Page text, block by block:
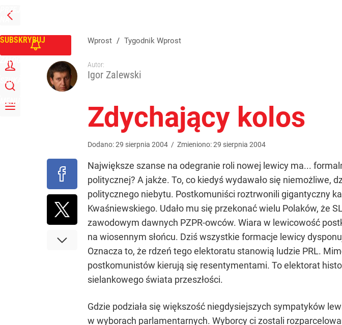
PRZEJDŹ
NA
GŁÓWNĄ
SUBSKRYBUJ
ZALOGUJ
SZUKAJ
MENU
Wprost / Tygodnik Wprost
Autor:
Igor Zalewski
Zdychający kolos
Dodano:29 sierpnia 2004 / Zmieniono:29 sierpnia 2004
Największe szanse na odegranie roli nowej lewicy ma...
politycznej? A jakże. To, co kiedyś wydawało się niemożliwe,
politycznego niebytu. Postkomuniści roztrwonili gigantyczny
Kwaśniewskiego. Udało mu się przekonać wielu Polaków, że
zawodowym dawnych PZPR-owców. Wiara w lewicowość
na wiosennym słońcu. Dziś wszystkie formacje lewicy
Oznacza to, że rdzeń tego elektoratu stanowią ludzie PRL.
postkomunistów kierują się resentymentami. To elektorat
sielankowego świata przeszłości.
Gdzie podziała się większość niegdysiejszych sympatyków
w wyborach parlamentarnych. Wyborcy ci zostali